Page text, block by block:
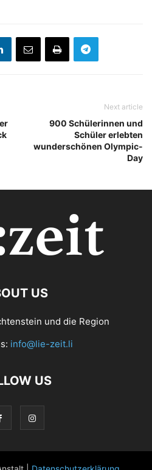
Next article
900 Schülerinnen und
Schüler erlebten
wunderschönen Olympic-
Day
US
und die Region
info@lie-zeit.li
US